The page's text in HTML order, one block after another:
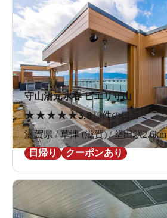
守山湯元水春 ピエリ守山
★★★★★3.819件の口コミ
滋賀県 / 草津 (滋賀) / 堅田駅2.6km
日帰り
クーポンあり